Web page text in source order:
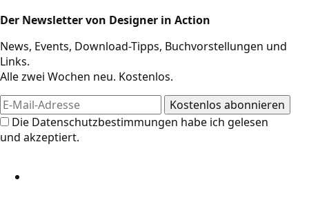
Der Newsletter von Designer in Action
News, Events, Download-Tipps, Buchvorstellungen und
Links.
Alle zwei Wochen neu. Kostenlos.
Die Datenschutzbestimmungen habe ich gelesen
und akzeptiert.